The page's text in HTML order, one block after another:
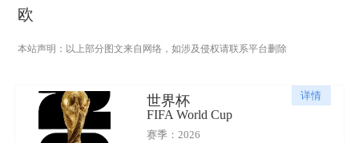
欧
本站声明：以上部分图文来自网络，如涉及侵权请联系平台删除
详情
世界杯
FIFA World Cup
赛季：2026